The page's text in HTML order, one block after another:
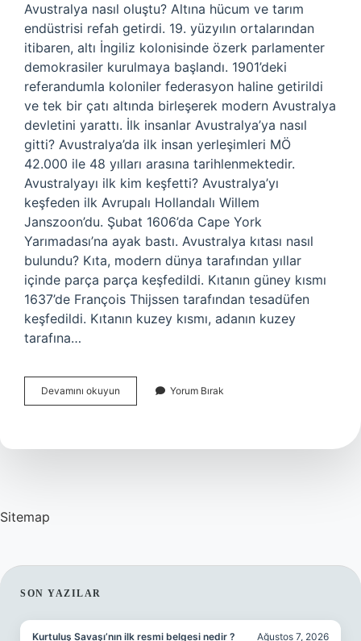
Avustralya nasıl oluştu? Altına hücum ve tarım
endüstrisi refah getirdi. 19. yüzyılın ortalarından
itibaren, altı İngiliz kolonisinde özerk parlamenter
demokrasiler kurulmaya başlandı. 1901’deki
referandumla koloniler federasyon haline getirildi
ve tek bir çatı altında birleşerek modern Avustralya
devletini yarattı. İlk insanlar Avustralya’ya nasıl
gitti? Avustralya’da ilk insan yerleşimleri MÖ
42.000 ile 48 yılları arasına tarihlenmektedir.
Avustralyayı ilk kim keşfetti? Avustralya’yı
keşfeden ilk Avrupalı ​​Hollandalı Willem
Janszoon’du. Şubat 1606’da Cape York
Yarımadası’na ayak bastı. Avustralya kıtası nasıl
bulundu? Kıta, modern dünya tarafından yıllar
içinde parça parça keşfedildi. Kıtanın güney kısmı
1637’de François Thijssen tarafından tesadüfen
keşfedildi. Kıtanın kuzey kısmı, adanın kuzey
tarafına…
Devamını okuyun Avustralya
Nasıl
Yorum Bırak
Sitemap
SIDEBAR
SON YAZILAR
Kurtuluş Savaşı’nın ilk resmi belgesi nedir ? Ağustos 7, 2026